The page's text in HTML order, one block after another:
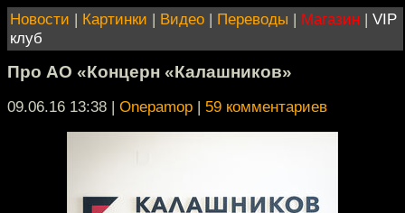
Новости | Картинки | Видео | Переводы | Магазин | VIP
клуб
Про АО «Концерн «Калашников»
09.06.16 13:38 | Onepamop | 59 комментариев